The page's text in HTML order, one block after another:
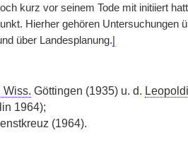
kurz vor seinem Tode mit initiiert
Hierher gehören Untersuchungen
über Landesplanung.
Wiss. Göttingen (1935) u. d.
1964);
(1964).